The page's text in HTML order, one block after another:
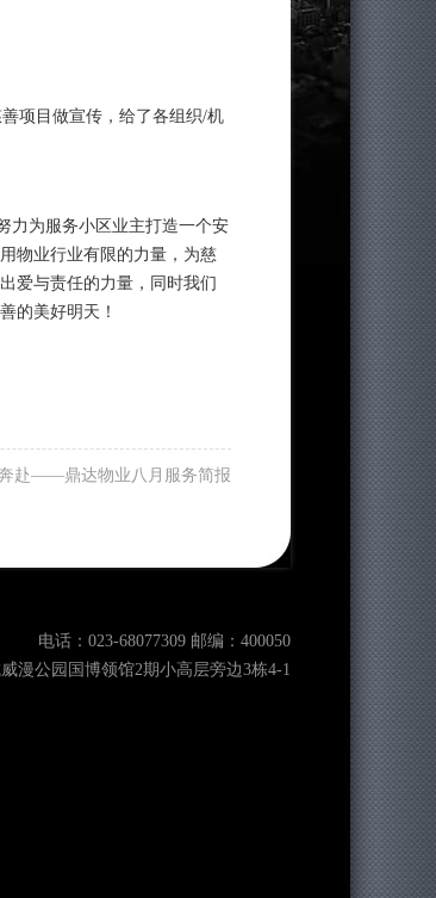
项目做宣传，给了各组织/机
力为服务小区业主打造一个安
物业行业有限的力量，为慈
爱与责任的力量，同时我们
的美好明天！
赴——鼎达物业八月服务简报
电话：023-68077309 邮编：400050
漫公园国博领馆2期小高层旁边3栋4-1